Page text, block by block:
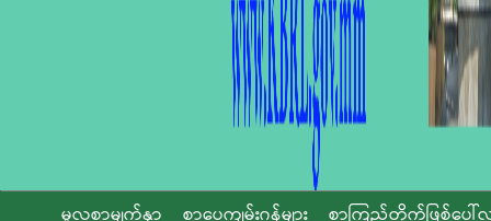
မူလစာမျက်နှာ စာပေကျမ်းဂန်များ
စာကြည့်တိုက်ဖြစ်ပေါ်